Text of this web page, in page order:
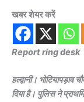
खबर शेयर करें
Report ring desk
हल्द्वानी।
दिया है। पुलिस ने